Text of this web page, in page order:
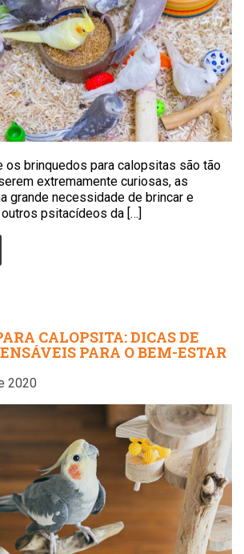
os brinquedos para calopsitas são tão
extremamente curiosas, as
grande necessidade de brincar e
psitacídeos da […]
CALOPSITA: DICAS DE
PARA O BEM-ESTAR
2020